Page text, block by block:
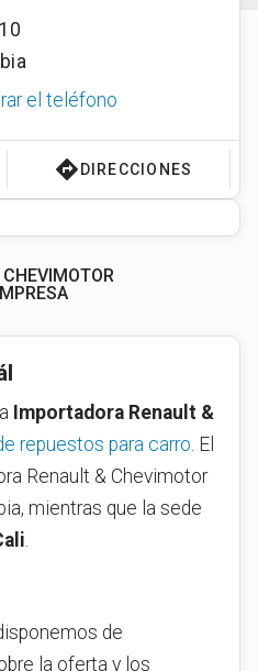
el teléfono
directions DIRECCIONES
CHEVIMOTOR
Importadora Renault &
repuestos para carro. El
Renault & Chevimotor
mientras que la sede
.
de
la oferta y los